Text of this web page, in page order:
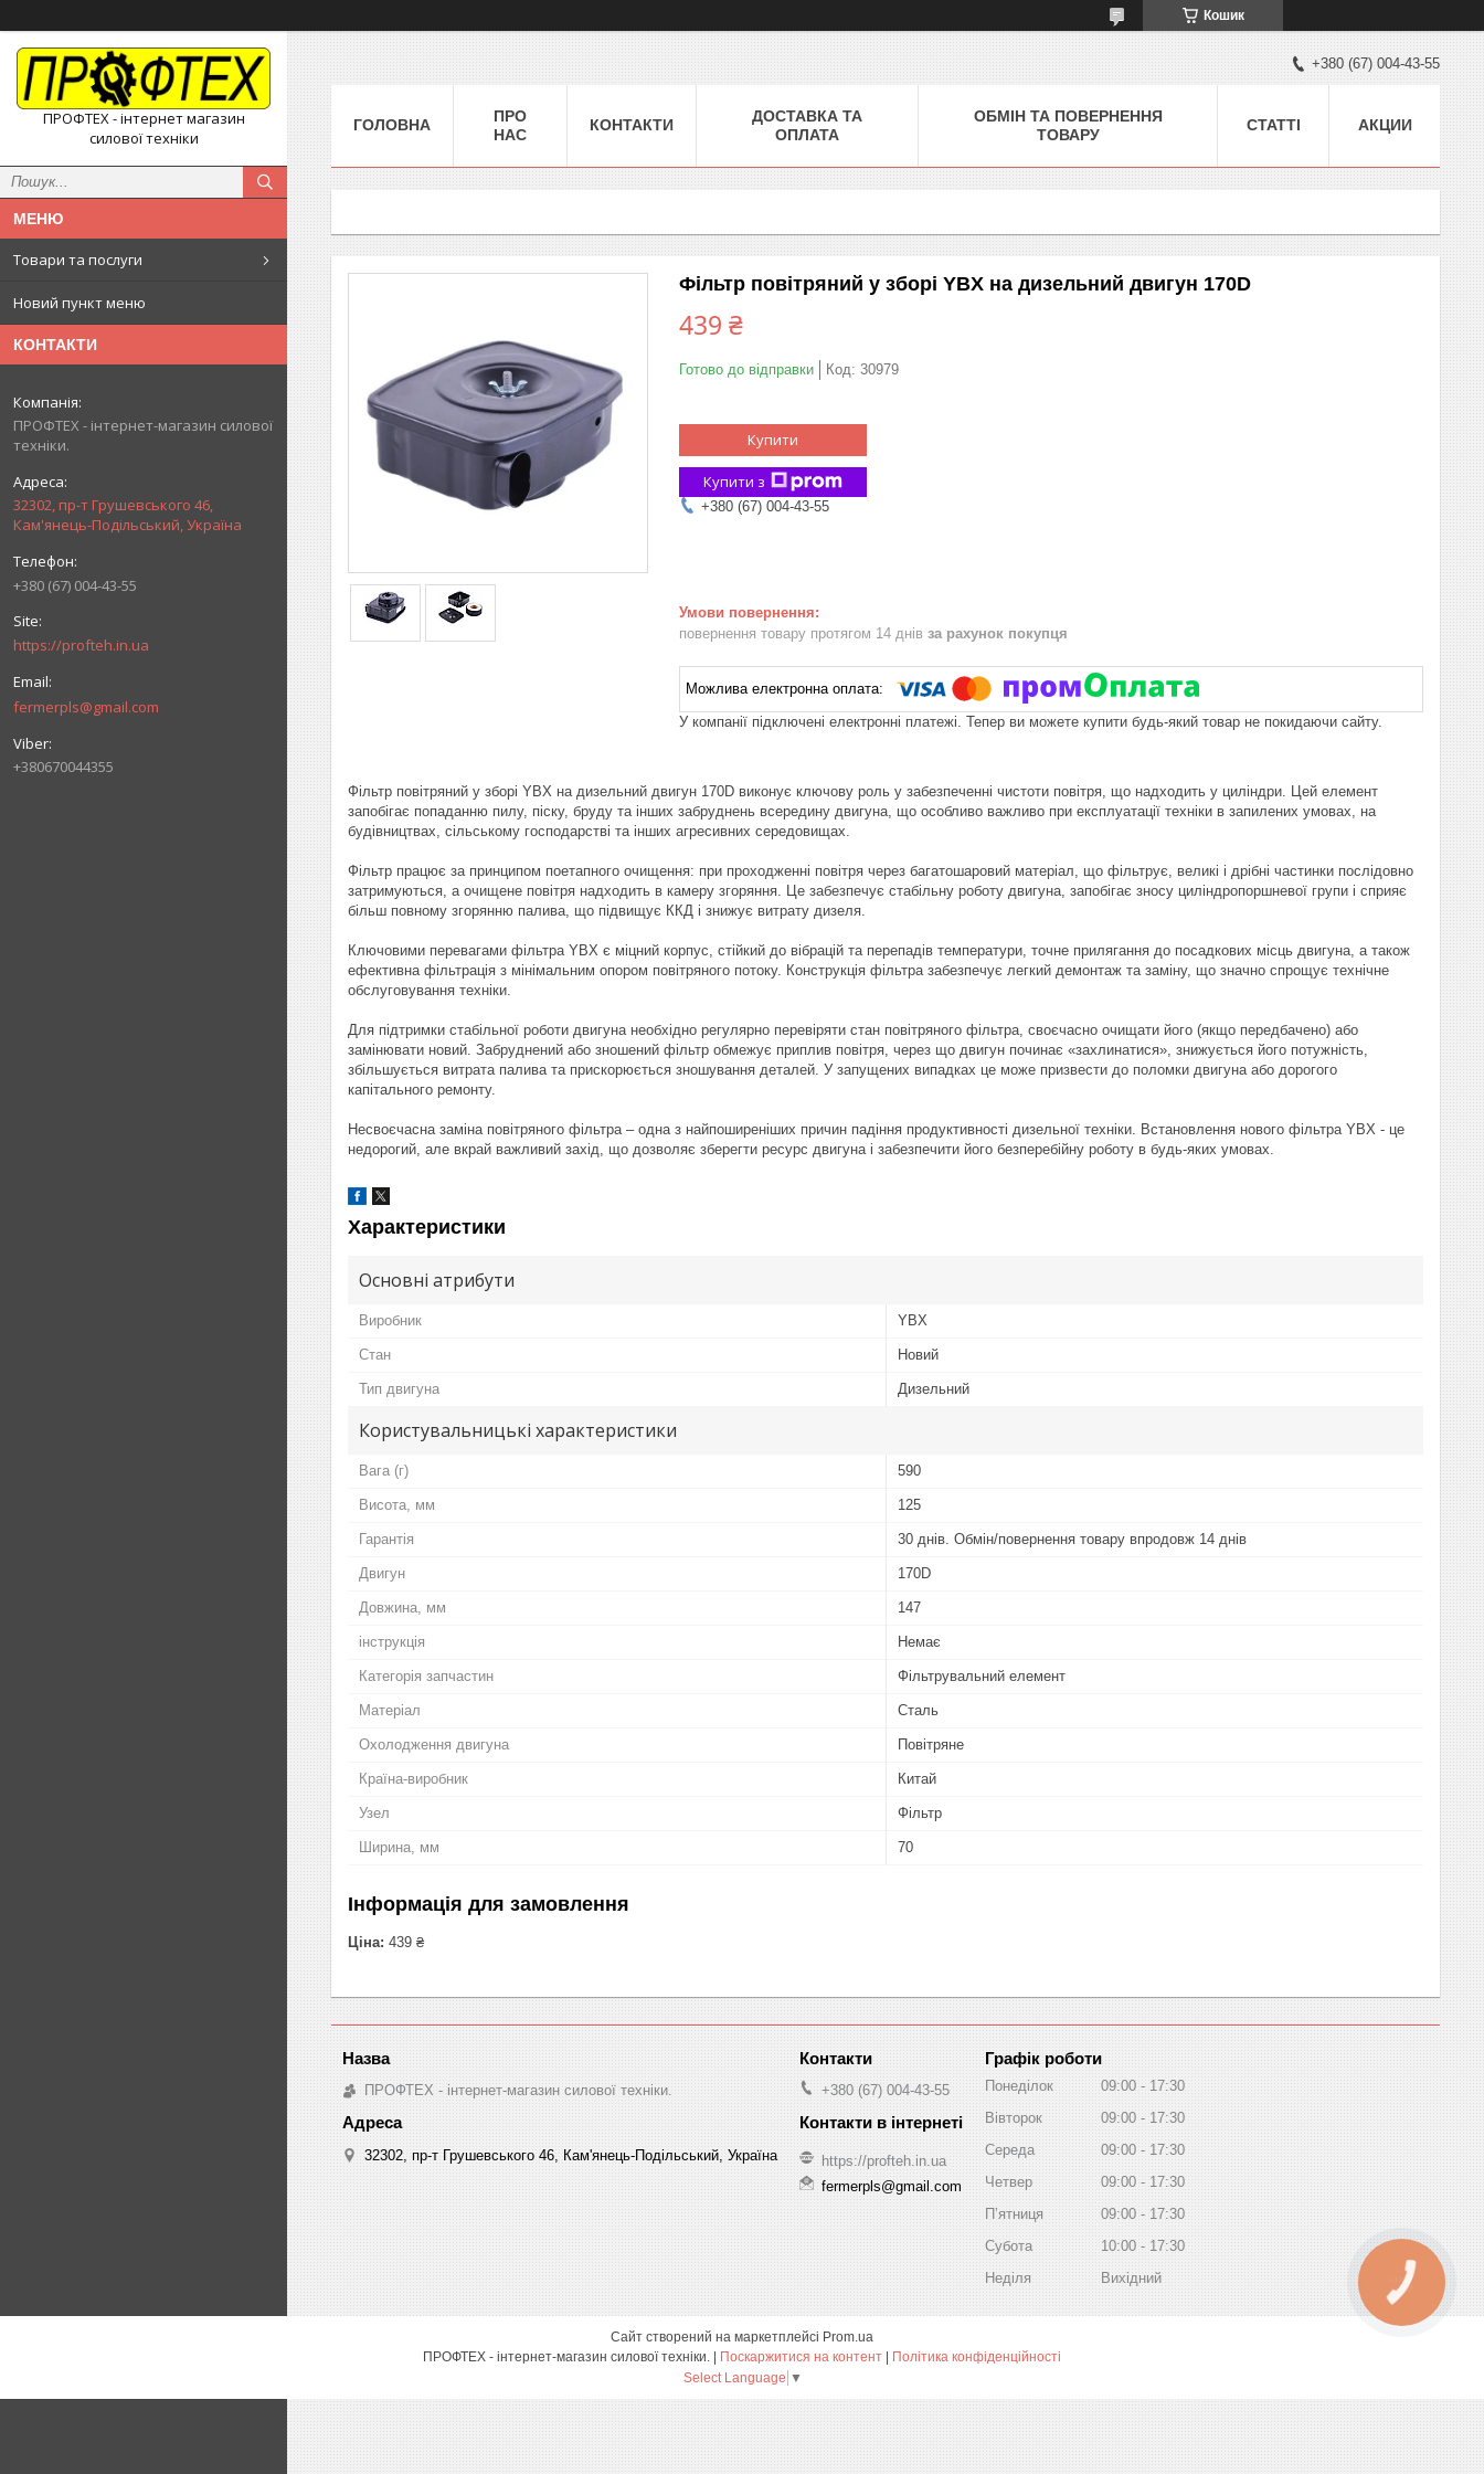
Кошик
ПРОФТЕХ - інтернет магазин
силової техніки
Товари та послуги
Новий пункт меню
КОНТАКТИ
ПРОФТЕХ - інтернет-магазин силової
техніки.
32302, пр-т Грушевського 46,
Кам'янець-Подільський, Україна
+380 (67) 004-43-55
https://profteh.in.ua
fermerpls@gmail.com
+380670044355
+380 (67) 004-43-55
ГОЛОВНА
ПРО
НАС
КОНТАКТИ
ДОСТАВКА ТА
ОПЛАТА
ОБМІН ТА ПОВЕРНЕННЯ
ТОВАРУ
СТАТТІ АКЦИИ
Фільтр повітряний у зборі YBX на дизельний двигун 170D
439 ₴
Готово до відправки Код: 30979
Купити
Купити з
+380 (67) 004-43-55
повернення товару протягом 14 днів за рахунок покупця
У компанії підключені електронні платежі. Тепер ви можете купити будь-який товар не покидаючи сайту.
Фільтр повітряний у зборі YBX на дизельний двигун 170D виконує ключову роль у забезпеченні чистоти повітря, що надходить у циліндри. Цей елемент
запобігає попаданню пилу, піску, бруду та інших забруднень всередину двигуна, що особливо важливо при експлуатації техніки в запилених умовах, на
будівництвах, сільському господарстві та інших агресивних середовищах.
Фільтр працює за принципом поетапного очищення: при проходженні повітря через багатошаровий матеріал, що фільтрує, великі і дрібні частинки послідовно
затримуються, а очищене повітря надходить в камеру згоряння. Це забезпечує стабільну роботу двигуна, запобігає зносу циліндропоршневої групи і сприяє
більш повному згорянню палива, що підвищує ККД і знижує витрату дизеля.
Ключовими перевагами фільтра YBX є міцний корпус, стійкий до вібрацій та перепадів температури, точне прилягання до посадкових місць двигуна, а також
ефективна фільтрація з мінімальним опором повітряного потоку. Конструкція фільтра забезпечує легкий демонтаж та заміну, що значно спрощує технічне
обслуговування техніки.
Для підтримки стабільної роботи двигуна необхідно регулярно перевіряти стан повітряного фільтра, своєчасно очищати його (якщо передбачено) або
замінювати новий. Забруднений або зношений фільтр обмежує приплив повітря, через що двигун починає «захлинатися», знижується його потужність,
збільшується витрата палива та прискорюється зношування деталей. У запущених випадках це може призвести до поломки двигуна або дорогого
капітального ремонту.
Несвоєчасна заміна повітряного фільтра – одна з найпоширеніших причин падіння продуктивності дизельної техніки. Встановлення нового фільтра YBX - це
недорогий, але вкрай важливий захід, що дозволяє зберегти ресурс двигуна і забезпечити його безперебійну роботу в будь-яких умовах.
Характеристики
Основні атрибути
Виробник YBX
Стан Новий
Тип двигуна Дизельний
Користувальницькі характеристики
Вага (г) 590
Висота, мм 125
Гарантія 30 днів. Обмін/повернення товару впродовж 14 днів
Двигун 170D
Довжина, мм 147
інструкція Немає
Категорія запчастин Фільтрувальний елемент
Матеріал Сталь
Охолодження двигуна Повітряне
Країна-виробник Китай
Узел Фільтр
Ширина, мм 70
Інформація для замовлення
Ціна: 439 ₴
ПРОФТЕХ - інтернет-магазин силової техніки.
32302, пр-т Грушевського 46, Кам'янець-Подільський, Україна
+380 (67) 004-43-55
https://profteh.in.ua
fermerpls@gmail.com
Графік роботи
Понеділок 09:00
17:30
Вівторок
09:00
17:30
Середа
09:00
17:30
Четвер
09:00
17:30
Пʼятниця
09:00
17:30
Субота
10:00
17:30
Неділя
Вихідний
Сайт створений на маркетплейсі Prom.ua
Поскаржитися на контент
Політика конфіденційності
Select Language ▼
КНОПКА
ЗВ'ЯЗКУ